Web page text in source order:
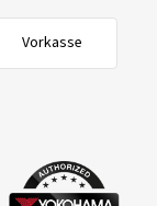
Vorkasse